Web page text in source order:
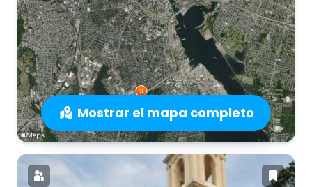
Mostrar el mapa completo